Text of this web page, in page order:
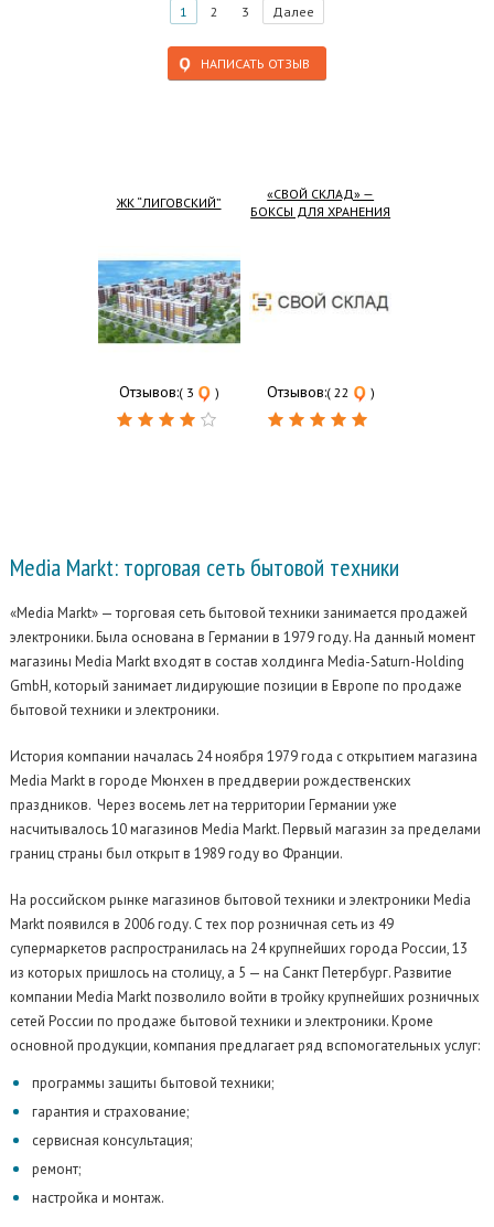
1 2 3 Далее
НАПИСАТЬ ОТЗЫВ
ЖК “ЛИГОВСКИЙ”
Отзывов:( 3 )
«СВОЙ СКЛАД» —
БОКСЫ ДЛЯ ХРАНЕНИЯ
Отзывов:( 22 )
Media Markt: торговая сеть бытовой техники
«Media Markt» — торговая сеть бытовой техники занимается продажей
электроники. Была основана в Германии в 1979 году. На данный момент
магазины Media Markt входят в состав холдинга Media-Saturn-Holding
GmbH, который занимает лидирующие позиции в Европе по продаже
бытовой техники и электроники.
История компании началась 24 ноября 1979 года с открытием магазина
Media Markt в городе Мюнхен в преддверии рождественских
праздников. Через восемь лет на территории Германии уже
насчитывалось 10 магазинов Media Markt. Первый магазин за пределами
границ страны был открыт в 1989 году во Франции.
На российском рынке магазинов бытовой техники и электроники Media
Markt появился в 2006 году. С тех пор розничная сеть из 49
супермаркетов распространилась на 24 крупнейших города России, 13
из которых пришлось на столицу, а 5 — на Санкт Петербург. Развитие
компании Media Markt позволило войти в тройку крупнейших розничных
сетей России по продаже бытовой техники и электроники. Кроме
основной продукции, компания предлагает ряд вспомогательных услуг:
программы защиты бытовой техники;
гарантия и страхование;
сервисная консультация;
ремонт;
настройка и монтаж.